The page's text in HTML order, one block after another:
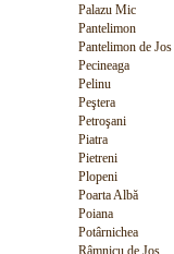
Palazu Mic
Pantelimon
Pantelimon de Jos
Pecineaga
Pelinu
Peştera
Petroşani
Piatra
Pietreni
Plopeni
Poarta Albă
Poiana
Potârnichea
Râmnicu de Jos